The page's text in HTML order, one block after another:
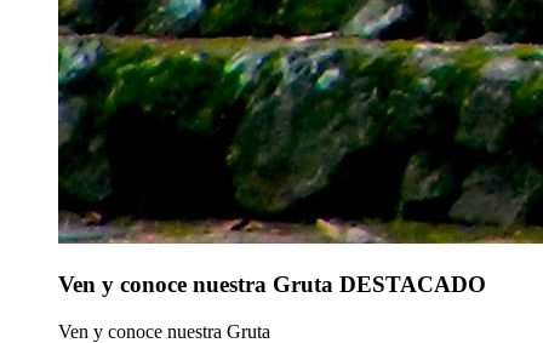
Ven y conoce nuestra Gruta DESTACADO
Ven y conoce nuestra Gruta